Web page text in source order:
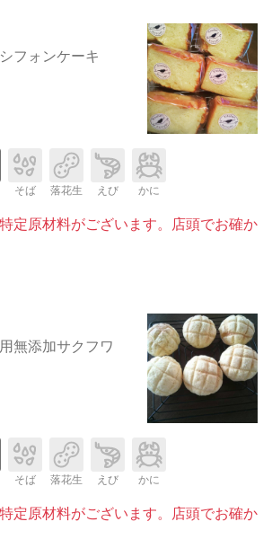
フォンケーキ
そば 落花生 えび かに
定原材料がございます。店頭でお確か
無添加サクフワ
そば 落花生 えび かに
定原材料がございます。店頭でお確か